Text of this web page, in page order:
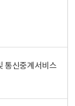
통신중계서비스